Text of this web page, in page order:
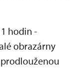
hodin -
obrazárny